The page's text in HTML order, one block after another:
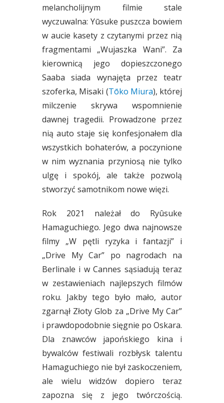
melancholijnym filmie stale
wyczuwalna: Yūsuke puszcza bowiem
w aucie kasety z czytanymi przez nią
fragmentami „Wujaszka Wani”. Za
kierownicą jego dopieszczonego
Saaba siada wynajęta przez teatr
szoferka, Misaki (Tōko Miura), której
milczenie skrywa wspomnienie
dawnej tragedii. Prowadzone przez
nią auto staje się konfesjonałem dla
wszystkich bohaterów, a poczynione
w nim wyznania przyniosą nie tylko
ulgę i spokój, ale także pozwolą
stworzyć samotnikom nowe więzi.
Rok 2021 należał do Ryûsuke
Hamaguchiego. Jego dwa najnowsze
filmy „W pętli ryzyka i fantazji” i
„Drive My Car” po nagrodach na
Berlinale i w Cannes sąsiadują teraz
w zestawieniach najlepszych filmów
roku. Jakby tego było mało, autor
zgarnął Złoty Glob za „Drive My Car”
i prawdopodobnie sięgnie po Oskara.
Dla znawców japońskiego kina i
bywalców festiwali rozbłysk talentu
Hamaguchiego nie był zaskoczeniem,
ale wielu widzów dopiero teraz
zapozna się z jego twórczością.